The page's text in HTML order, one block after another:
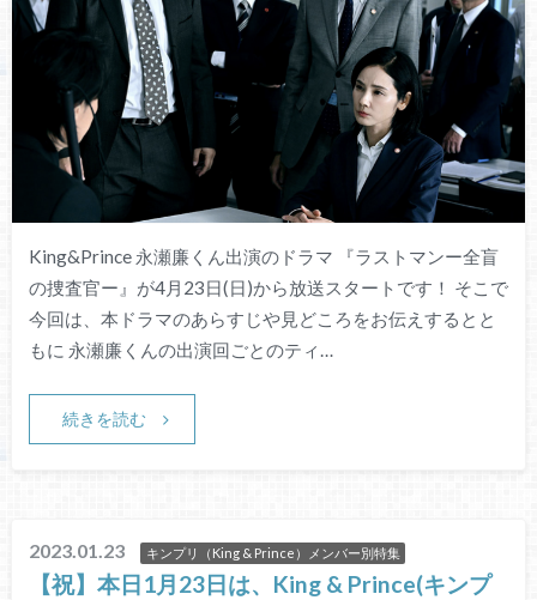
King&Prince 永瀬廉くん出演のドラマ 『ラストマンー全盲
の捜査官ー』が4月23日(日)から放送スタートです！ そこで
今回は、本ドラマのあらすじや見どころをお伝えするとと
もに 永瀬廉くんの出演回ごとのティ…
続きを読む
2023.01.23 キンプリ（King & Prince）メンバー別特集
【祝】本日1月23日は、King & Prince(キンプ